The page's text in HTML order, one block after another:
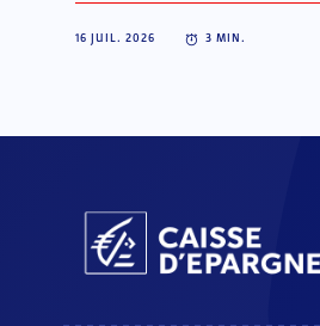
16 JUIL. 2026 3 MIN.